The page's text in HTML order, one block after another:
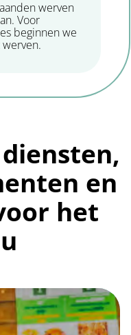
werven
Voor
beginnen we
en
het